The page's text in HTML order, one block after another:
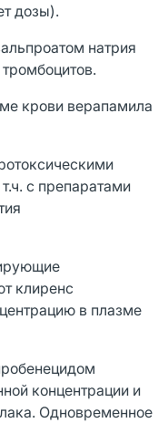
дозы).
натрия
крови верапамила
с препаратами
клиренс
в плазме
концентрации и
Одновременное